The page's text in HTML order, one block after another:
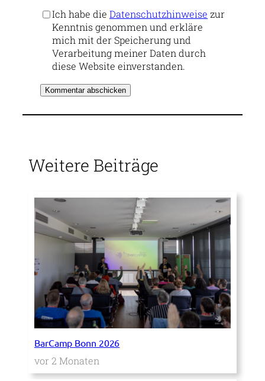
Ich habe die Datenschutzhinweise zur
Kenntnis genommen und erkläre
mich mit der Speicherung und
Verarbeitung meiner Daten durch
diese Website einverstanden.
Weitere Beiträge
BarCamp Bonn 2026
vor 2 Monaten